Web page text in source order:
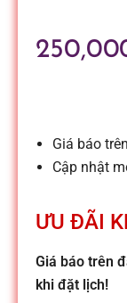
l
e
-
S
ử
Giá báo
Cập nhật
ƯU ĐÃI
Giá báo trên
khi đặt lịch!